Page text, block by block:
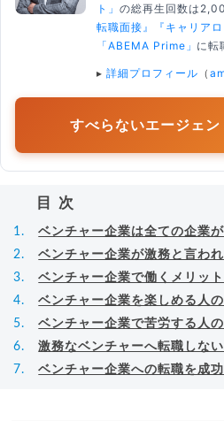
ト」 の総再生回数は
転職面接』
『キャリア
「ABEMA Prime」 に転
▸ 詳細プロフィール （
すべらないエージェ
目次
ベンチャー企業は全ての企業
ベンチャー企業が激務と言わ
ベンチャー企業で働くメリッ
ベンチャー企業を楽しめる人
ベンチャー企業で苦労する人
激務なベンチャーへ転職しな
ベンチャー企業への転職を成